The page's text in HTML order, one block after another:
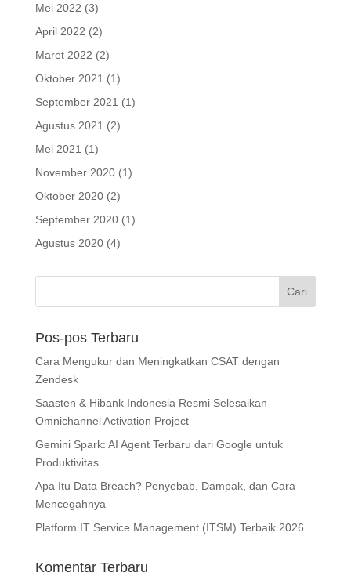
Mei 2022 (3)
April 2022 (2)
Maret 2022 (2)
Oktober 2021 (1)
September 2021 (1)
Agustus 2021 (2)
Mei 2021 (1)
November 2020(1)
Oktober 2020(2)
September 2020(1)
Agustus 2020(4)
Pos-pos Terbaru
Cara Mengukur dan Meningkatkan CSAT dengan
Zendesk
Saasten & Hibank Indonesia Resmi Selesaikan
Omnichannel Activation Project
Gemini Spark: AI Agent Terbaru dari Google untuk
Produktivitas
Apa Itu Data Breach? Penyebab, Dampak, dan Cara
Mencegahnya
Platform IT Service Management (ITSM) Terbaik 2026
Komentar Terbaru